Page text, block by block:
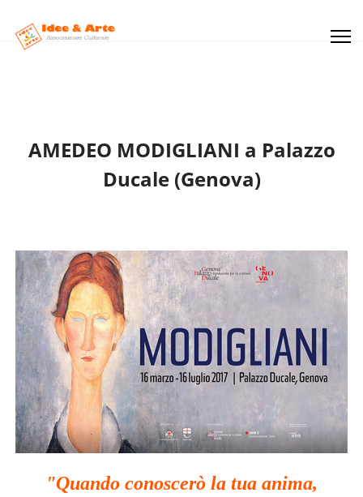
AMEDEO MODIGLIANI a Palazzo
Ducale (Genova)
"Quando conoscerò la tua anima,